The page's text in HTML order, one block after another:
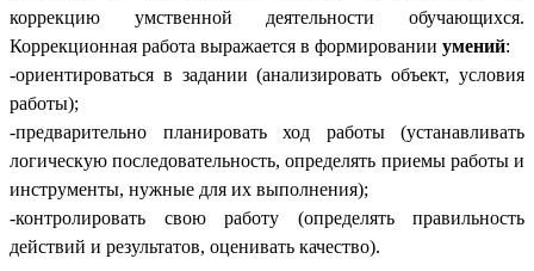
коррекцию умственной деятельности обучающихся.
Коррекционная работа выражается в формировании умений:
-ориентироваться в задании (анализировать объект, условия
работы);
-предварительно планировать ход работы (устанавливать
логическую последовательность, определять приемы работы и
инструменты, нужные для их выполнения);
-контролировать свою работу (определять правильность
действий и результатов, оценивать качество).